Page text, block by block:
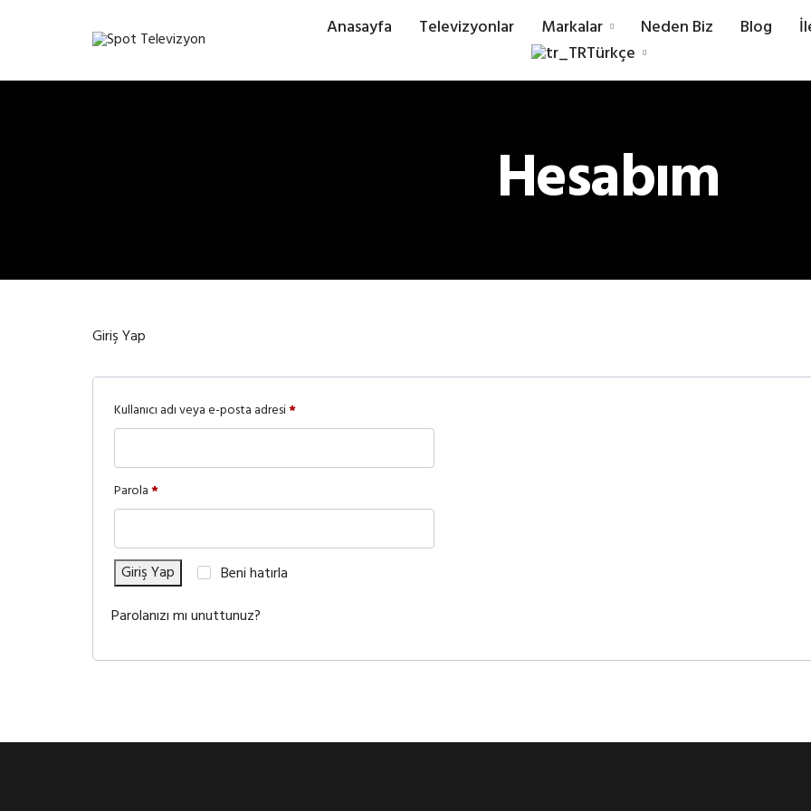
Anasayfa Televizyonlar Markalar Neden Biz Blog
Türkçe
Hesabım
Giriş Yap
Kullanıcı adı veya e-posta adresi*
Parola*
Beni hatırla
Giriş Yap
Parolanızı mı unuttunuz?